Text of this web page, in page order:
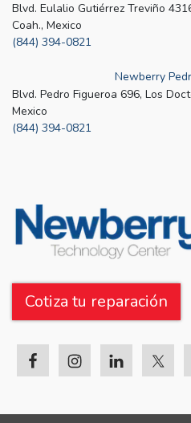
Blvd. Eulalio Gutiérrez Treviño
Coah., Mexico
(844) 394-0821
Newberry
Blvd. Pedro Figueroa 696, Los
Mexico
(844) 394-0821
Cotiza tu reparación